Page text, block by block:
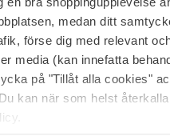
medan ditt
förse dig med relevant
media (kan innefatta
på "Tillåt alla cookies"
kan när som helst
DET